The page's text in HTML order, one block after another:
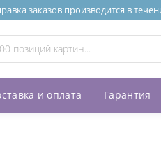
заказов производится в
и оплата Гарантия